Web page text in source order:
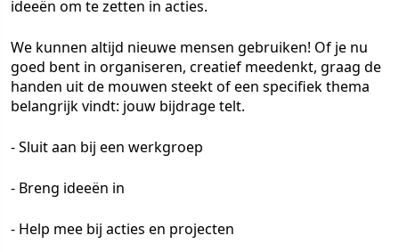
ideeën om te zetten in acties.
We kunnen altijd nieuwe mensen gebruiken! Of je nu
goed bent in organiseren, creatief meedenkt, graag de
handen uit de mouwen steekt of een specifiek thema
belangrijk vindt: jouw bijdrage telt.
- Sluit aan bij een werkgroep
- Breng ideeën in
- Help mee bij acties en projecten